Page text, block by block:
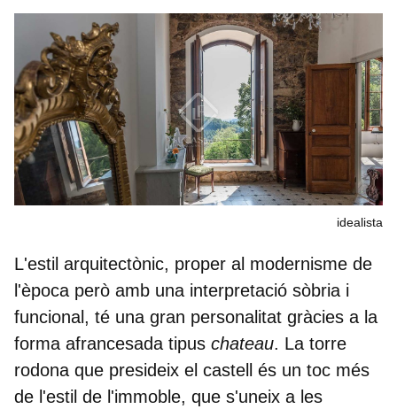
idealista
L'estil arquitectònic, proper al modernisme de
l'època però amb una interpretació sòbria i
funcional, té una gran personalitat gràcies a la
forma afrancesada tipus chateau. La torre
rodona que presideix el castell és un toc més
de l'estil de l'immoble, que s'uneix a les